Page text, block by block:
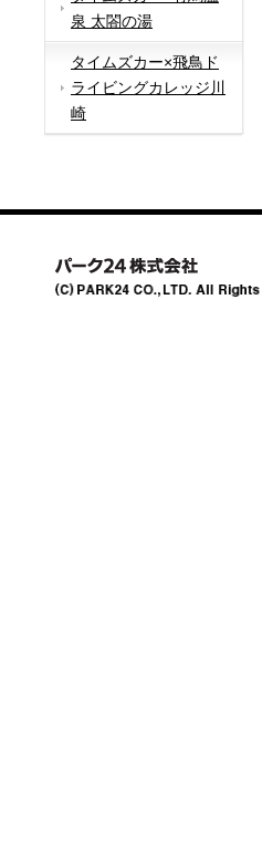
泉 太閤の湯
タイムズカー×飛鳥ド
ライビングカレッジ川
崎